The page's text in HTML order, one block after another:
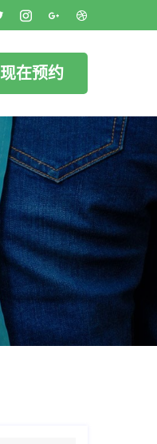
现在预约